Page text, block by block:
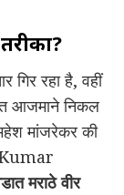
गिर रहा है, वहीं
आजमाने निकल
मांजरेकर की
मराठे वीर